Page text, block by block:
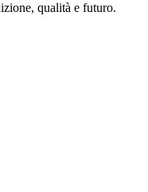
qualità e futuro.